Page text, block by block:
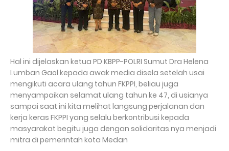
Hal ini dijelaskan ketua PD KBPP-POLRI Sumut Dra Helena
Lumban Gaol kepada awak media disela setelah usai
mengikuti acara ulang tahun FKPPI, beliau juga
menyampaikan selamat ulang tahun ke 47, di usianya
sampai saat ini kita melihat langsung perjalanan dan
kerja keras FKPPI yang selalu berkontribusi kepada
masyarakat begitu juga dengan solidaritas nya menjadi
mitra di pemerintah kota Medan